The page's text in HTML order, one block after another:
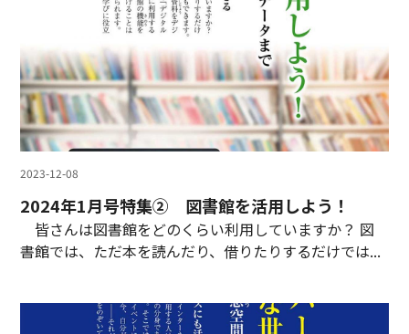
2023-12-08
2024年1月号特集② 図書館を活用しよう！
皆さんは図書館をどのくらい利用していますか？ 図
書館では、ただ本を読んだり、借りたりするだけでは...